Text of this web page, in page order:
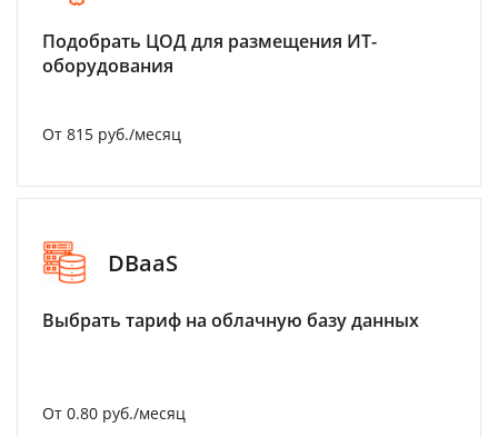
Подобрать ЦОД для размещения ИТ-
оборудования
От 815 руб./месяц
DBaaS
Выбрать тариф на облачную базу данных
От 0.80 руб./месяц